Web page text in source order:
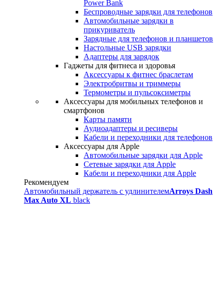
Power Bank
Беспроводные зарядки для телефонов
Автомобильные зарядки в
прикуриватель
Зарядные для телефонов и планшетов
Настольные USB зарядки
Адаптеры для зарядок
Гаджеты для фитнеса и здоровья
Аксессуары к фитнес браслетам
Электробритвы и триммеры
Термометры и пульсоксиметры
Аксессуары для мобильных телефонов и
смартфонов
Карты памяти
Аудиоадаптеры и ресиверы
Кабели и переходники для телефонов
Аксессуары для Apple
Автомобильные зарядки для Apple
Сетевые зарядки для Apple
Кабели и переходники для Apple
Рекомендуем
Автомобильный держатель с удлинителемArroys Dash
Max Auto XL black